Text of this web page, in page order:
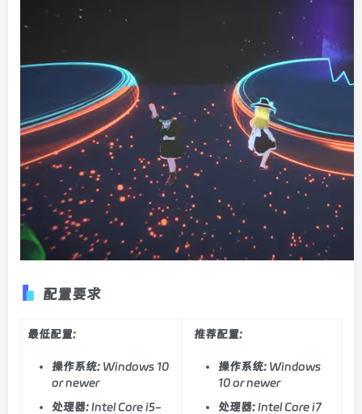
配置要求
最低配置:
操作系统: Windows 10
or newer
处理器:Intel Core i5-
推荐配置:
操作系统: Windows
10 or newer
处理器:Intel Core i7